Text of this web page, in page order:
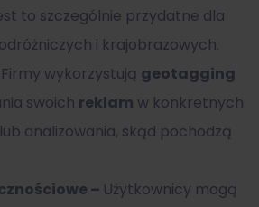
to szczególnie przydatne dla
i krajobrazowych.
Firmy wykorzystują geotagging
swoich reklam w konkretnych
analizowania, skąd pochodzą
– Użytkownicy mogą